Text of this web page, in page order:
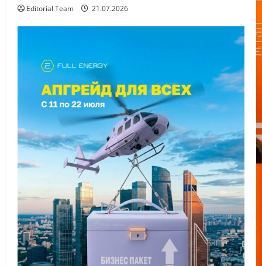
Editorial Team 21.07.2026